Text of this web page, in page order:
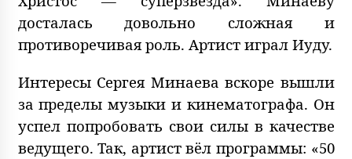
досталась довольно сложная и
противоречивая роль. Артист играл Иуду.
Интересы Сергея Минаева вскоре вышли
за пределы музыки и кинематографа. Он
успел попробовать свои силы в качестве
ведущего. Так, артист вёл программы: «50